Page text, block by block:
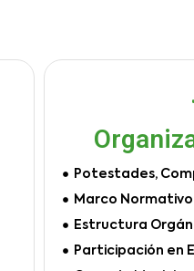
Potestades,
Marco Normativo
Estructura
Participación en